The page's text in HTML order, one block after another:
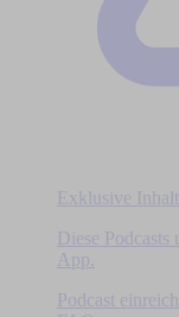
Exklusive
Diese Podcasts
App.
Podcast